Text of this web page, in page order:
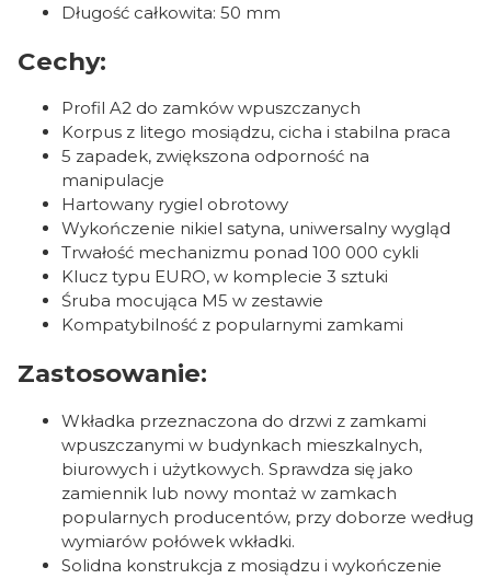
Długość całkowita: 50 mm
Cechy:
Profil A2 do zamków wpuszczanych
Korpus z litego mosiądzu, cicha i stabilna praca
5 zapadek, zwiększona odporność na
manipulacje
Hartowany rygiel obrotowy
Wykończenie nikiel satyna, uniwersalny wygląd
Trwałość mechanizmu ponad 100 000 cykli
Klucz typu EURO, w komplecie 3 sztuki
Śruba mocująca M5 w zestawie
Kompatybilność z popularnymi zamkami
Zastosowanie:
Wkładka przeznaczona do drzwi z zamkami
wpuszczanymi w budynkach mieszkalnych,
biurowych i użytkowych. Sprawdza się jako
zamiennik lub nowy montaż w zamkach
popularnych producentów, przy doborze według
wymiarów połówek wkładki.
Solidna konstrukcja z mosiądzu i wykończenie